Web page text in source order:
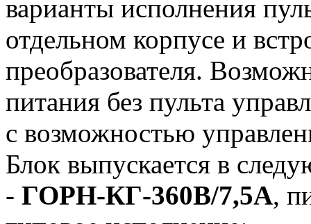
варианты исполнения
отдельном корпусе и
преобразователя.
питания без пульта
с возможностью
Блок выпускается в
- ГОРН-КГ-360В/7,5А,